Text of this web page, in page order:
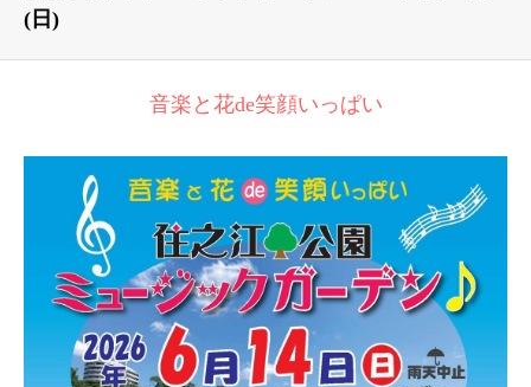
(日)
音楽と花de笑顔いっぱい